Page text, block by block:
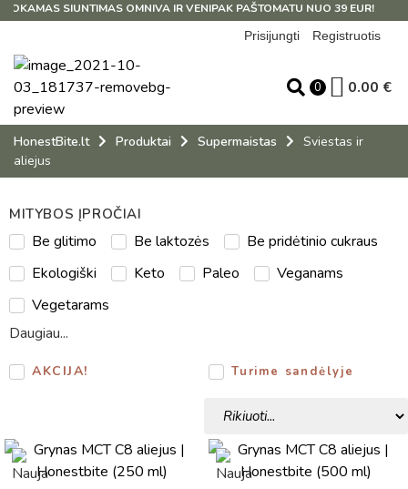
SIUNTIMAS OMNIVA IR VENIPAK PAŠTOMATU NUO 39 EUR!
Prisijungti
Registruotis
0 0.00 €
HonestBite.lt Produktai Supermaistas
Sviestas ir
aliejus
MITYBOS ĮPROČIAI
Be glitimo Be laktozės
Be pridėtinio cukraus
Ekologiški
Keto Paleo
Veganams
Vegetarams
Daugiau...
AKCIJA! Turime sandėlyje